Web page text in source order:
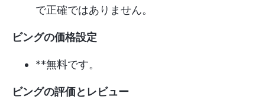
で正確ではありません。
ビングの価格設定
**無料です。
ビングの評価とレビュー